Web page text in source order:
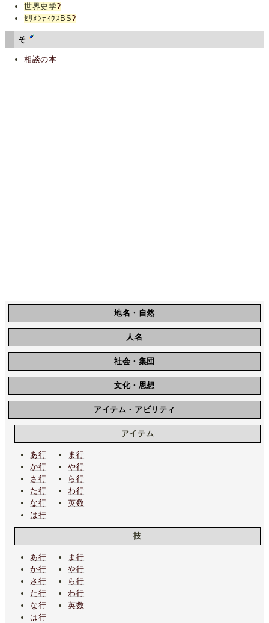
世界史学?
ｾﾘﾇﾝﾃｨｳｽBS?
そ
相談の本
地名・自然
人名
社会・集団
文化・思想
アイテム・アビリティ
アイテム
あ行
か行
さ行
た行
な行
は行
ま行
や行
ら行
わ行
英数
技
あ行
か行
さ行
た行
な行
は行
ま行
や行
ら行
わ行
英数